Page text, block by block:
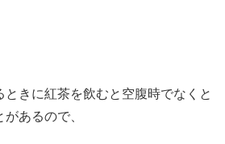
ときに紅茶を飲むと空腹時でなくと
あるので、